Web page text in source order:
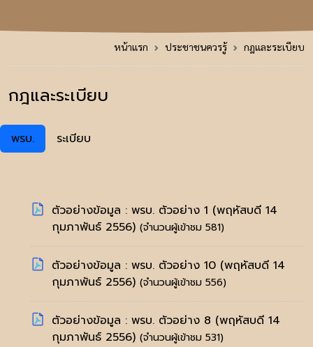
หน้าแรก ประชาชนควรรู้ กฎและระเบียบ
กฎและระเบียบ
พรบ. ระเบียบ
ตัวอย่างข้อมูล : พรบ. ตัวอย่าง 1 (พฤหัสบดี 14
กุมภาพันธ์ 2556) (จำนวนผู้เข้าชม 581)
ตัวอย่างข้อมูล : พรบ. ตัวอย่าง 10 (พฤหัสบดี 14
กุมภาพันธ์ 2556) (จำนวนผู้เข้าชม 556)
ตัวอย่างข้อมูล : พรบ. ตัวอย่าง 8 (พฤหัสบดี 14
กุมภาพันธ์ 2556) (จำนวนผู้เข้าชม 531)